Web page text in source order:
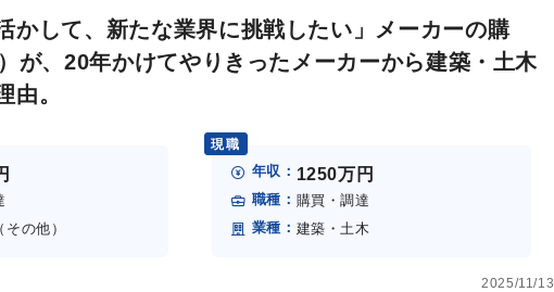
かして、新たな業界に挑戦したい」メーカーの購
が、20年かけてやりきったメーカーから建築・土木
由。
の他）
現職
年収： 1250万円
職種： 購買・調達
業種： 建築・土木
2025/11/13